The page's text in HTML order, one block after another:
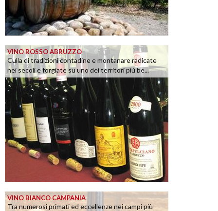
VINO ROSSO ABRUZZO
Culla di tradizioni contadine e montanare radicate
nei secoli e forgiate su uno dei territori più be...
VINO BIANCO CAMPANIA
Tra numerosi primati ed eccellenze nei campi più